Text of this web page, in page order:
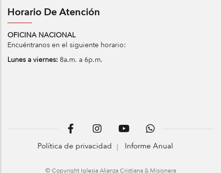
Horario De Atención
OFICINA NACIONAL
Encuéntranos en el siguiente horario:
Lunes a viernes: 8a.m. a 6p.m.
Política de privacidad Informe Anual
© Copyright Iglesia Alianza Cristiana & Misionera